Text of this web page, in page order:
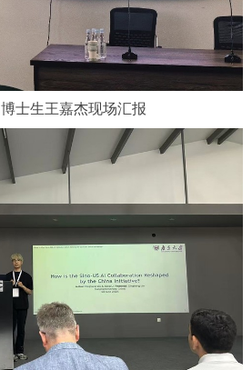
博士生王嘉杰现场汇报